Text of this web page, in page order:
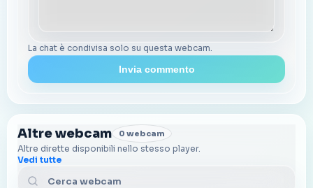
La chat è condivisa solo su questa webcam.
Invia commento
Altre webcam 0 webcam
Altre dirette disponibili nello stesso player.
Vedi tutte